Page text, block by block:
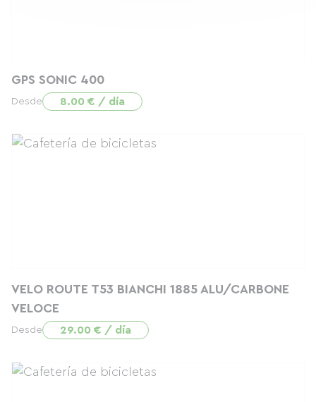
GPS SONIC 400
Desde 8.00 € / día
VELO ROUTE T53 BIANCHI 1885 ALU/CARBONE
VELOCE
Desde 29.00 € / día